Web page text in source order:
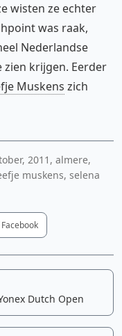
wisten ze echter
was raak,
Nederlandse
krijgen. Eerder
Muskens zich
2011, almere,
muskens, selena
Facebook
Dutch Open